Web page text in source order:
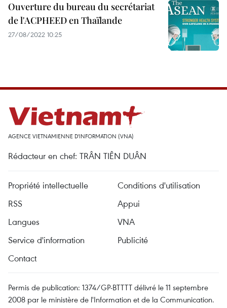
Ouverture du bureau du secrétariat
de l'ACPHEED en Thaïlande
27/08/2022 10:25
AGENCE VIETNAMIENNE D'INFORMATION (VNA)
Rédacteur en chef: TRÂN TIÊN DUÂN
Propriété intellectuelle
Conditions d'utilisation
RSS
Appui
Langues
VNA
Service d'information
Publicité
Contact
Permis de publication: 1374/GP-BTTTT délivré le 11 septembre
2008 par le ministère de l'Information et de la Communication.